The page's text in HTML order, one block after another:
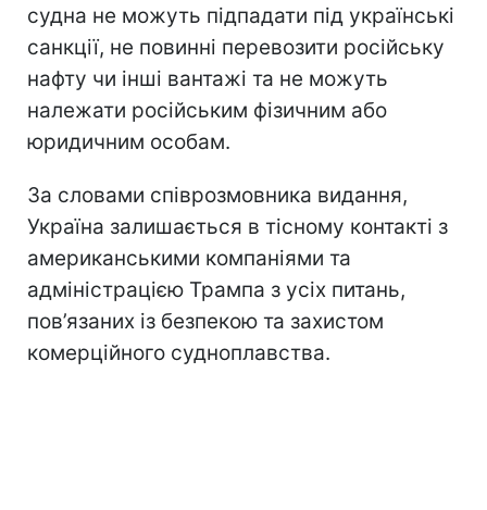
судна не можуть підпадати під українські
санкції, не повинні перевозити російську
нафту чи інші вантажі та не можуть
належати російським фізичним або
юридичним особам.
За словами співрозмовника видання,
Україна залишається в тісному контакті з
американськими компаніями та
адміністрацією Трампа з усіх питань,
пов’язаних із безпекою та захистом
комерційного судноплавства.